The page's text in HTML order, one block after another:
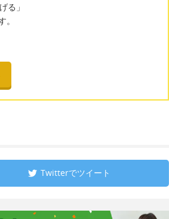
る」
Twitterでツイート